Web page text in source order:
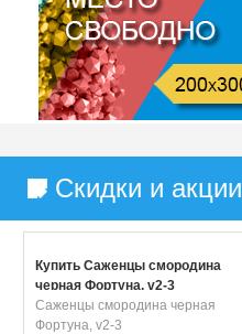
Скидки и акции
Купить Саженцы смородина
черная Фортуна, v2-3
Саженцы смородина черная
Фортуна, v2-3